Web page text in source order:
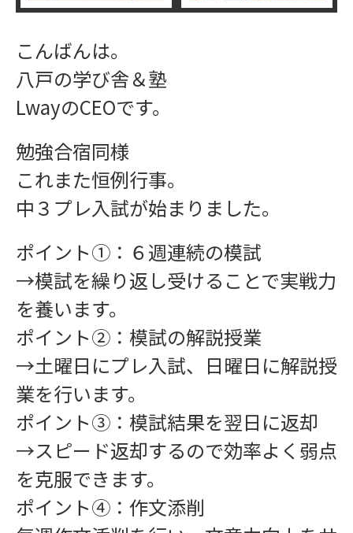
学習指導
こんばんは。
八戸の学び舎＆塾
LwayのCEOです。
勉強合宿同様
これまた恒例行事。
中３プレ入試が始まりました。
ポイント①：６週連続の模試
→模試を繰り返し受けることで実戦力
を養います。
ポイント②：模試の解説授業
→土曜日にプレ入試、日曜日に解説授
業を行います。
ポイント③：模試結果を翌日に返却
→スピード返却するので効率よく弱点
を克服できます。
ポイント④：作文添削